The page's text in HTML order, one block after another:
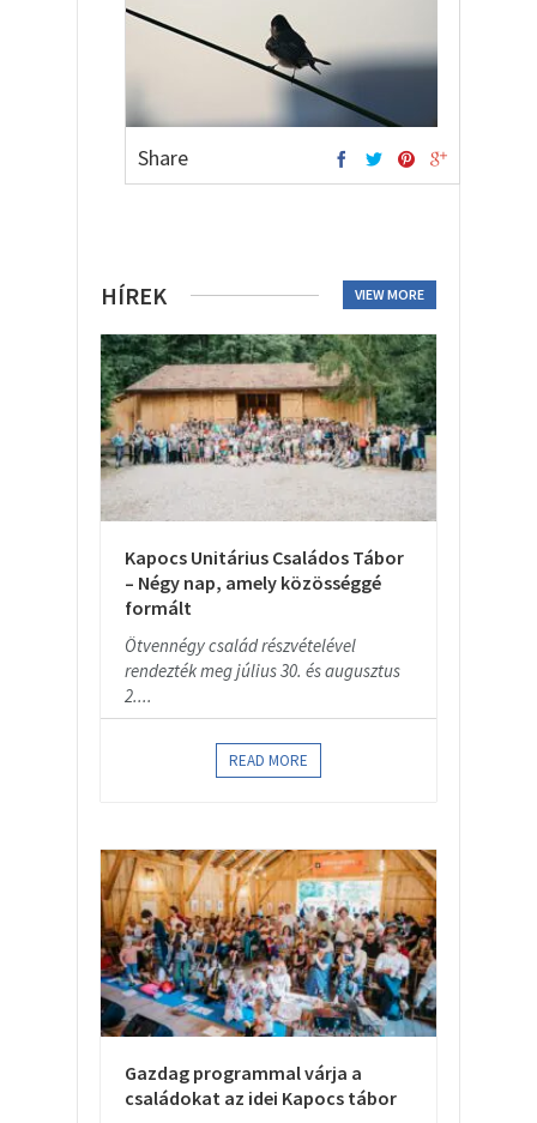
Share
HÍREK VIEW MORE
Kapocs Unitárius Családos Tábor
– Négy nap, amely közösséggé
formált
Ötvennégy család részvételével
rendezték meg július 30. és augusztus
2....
READ MORE
Gazdag programmal várja a
családokat az idei Kapocs tábor